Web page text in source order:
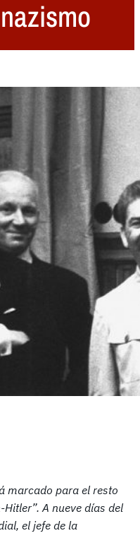
marcado para el resto
A nueve días del
el jefe de la